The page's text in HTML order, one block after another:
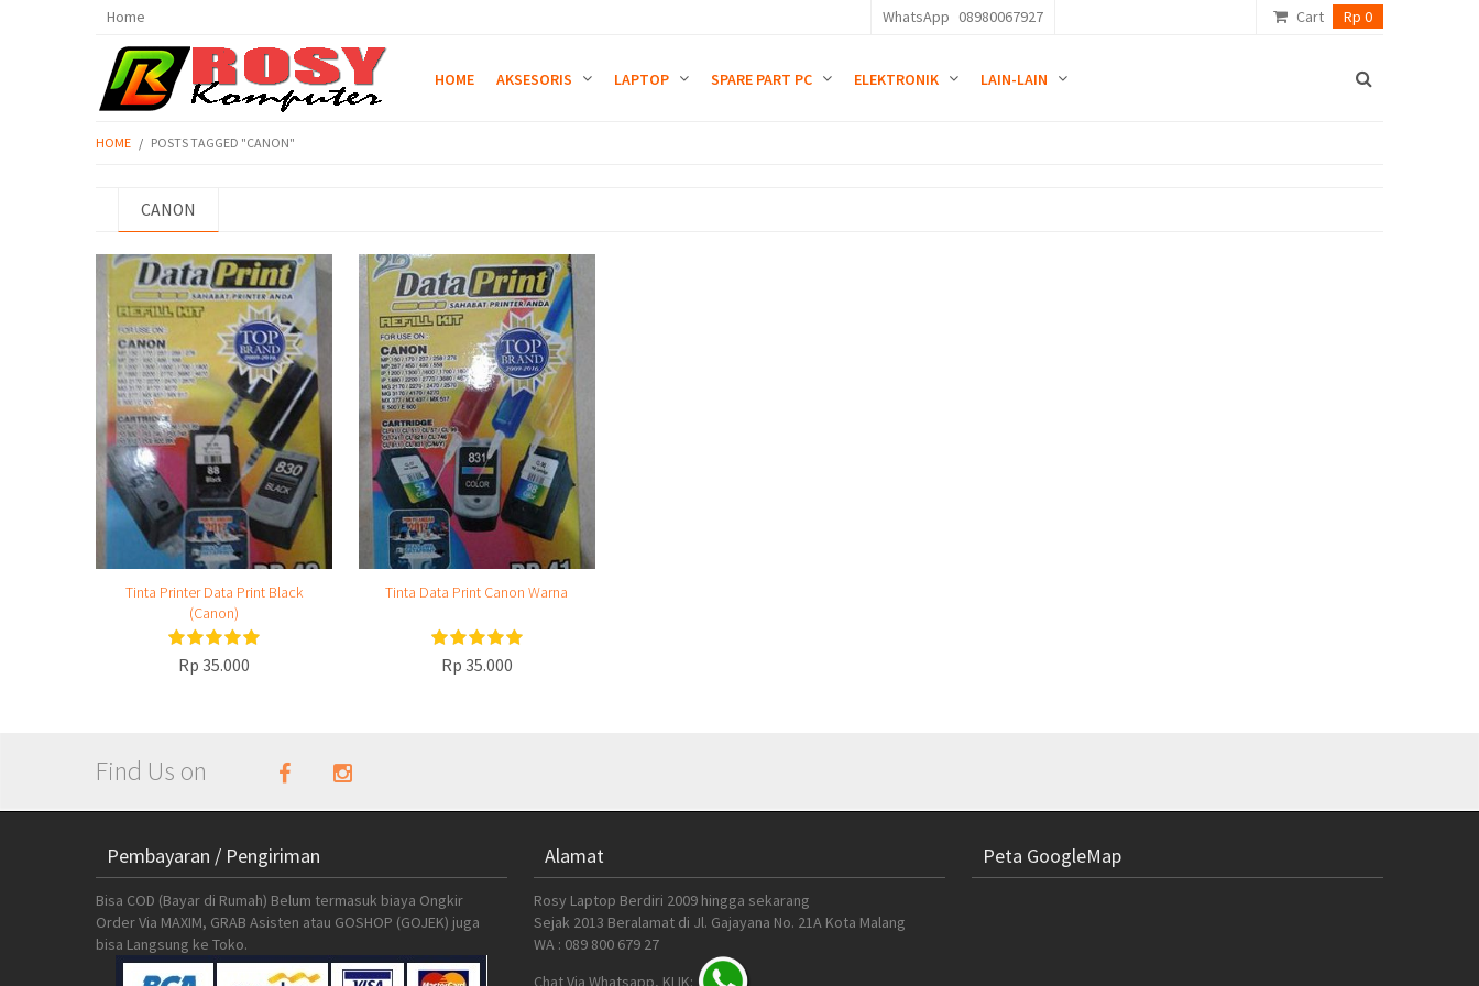
Home WhatsApp 08980067927 Cart Rp 0
HOME AKSESORIS LAPTOP SPARE PART PC ELEKTRONIK LAIN-LAIN
HOME / POSTS TAGGED "CANON"
CANON
Tinta Printer Data Print Black
(Canon)
Rp 35.000
Tinta Data Print Canon Warna
Rp 35.000
Find Us on
Pembayaran / Pengiriman
Bisa COD (Bayar di Rumah) Belum termasuk biaya Ongkir
Order Via MAXIM, GRAB Asisten atau GOSHOP (GOJEK) juga
bisa Langsung ke Toko.
Alamat
Rosy Laptop Berdiri 2009 hingga sekarang
Sejak 2013 Beralamat di Jl. Gajayana No. 21A Kota Malang
WA : 089 800 679 27
Chat Via Whatsapp, KLIK:
Peta GoogleMap